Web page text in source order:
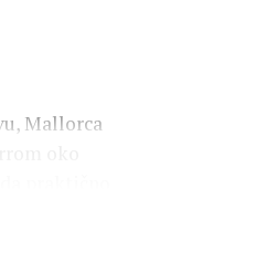
Mallorca